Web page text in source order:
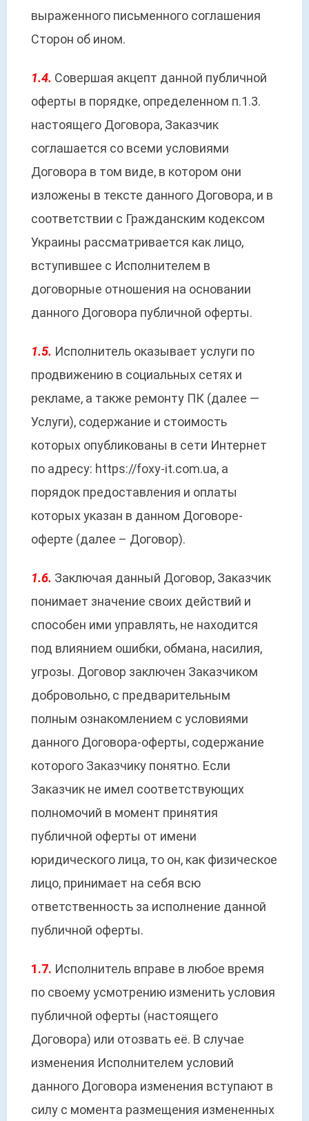
выраженного письменного соглашения
Сторон об ином.
1.4. Совершая акцепт данной публичной
оферты в порядке, определенном п.1.3.
настоящего Договора, Заказчик
соглашается со всеми условиями
Договора в том виде, в котором они
изложены в тексте данного Договора, и в
соответствии с Гражданским кодексом
Украины рассматривается как лицо,
вступившее с Исполнителем в
договорные отношения на основании
данного Договора публичной оферты.
1.5. Исполнитель оказывает услуги по
продвижению в социальных сетях и
рекламе, а также ремонту ПК (далее —
Услуги), содержание и стоимость
которых опубликованы в сети Интернет
по адресу: https://foxy-it.com.ua, а
порядок предоставления и оплаты
которых указан в данном Договоре-
оферте (далее – Договор).
1.6. Заключая данный Договор, Заказчик
понимает значение своих действий и
способен ими управлять, не находится
под влиянием ошибки, обмана, насилия,
угрозы. Договор заключен Заказчиком
добровольно, с предварительным
полным ознакомлением с условиями
данного Договора-оферты, содержание
которого Заказчику понятно. Если
Заказчик не имел соответствующих
полномочий в момент принятия
публичной оферты от имени
юридического лица, то он, как физическое
лицо, принимает на себя всю
ответственность за исполнение данной
публичной оферты.
1.7. Исполнитель вправе в любое время
по своему усмотрению изменить условия
публичной оферты (настоящего
Договора) или отозвать её. В случае
изменения Исполнителем условий
данного Договора изменения вступают в
силу с момента размещения измененных